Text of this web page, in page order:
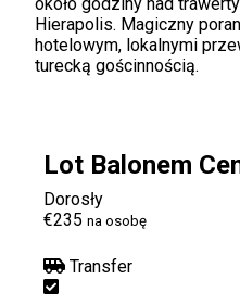
Hierapolis. Magiczny
hotelowym, lokalnymi
turecką gościnnością.
Lot Balonem
Dorosły
€235 na osobę
Transfer